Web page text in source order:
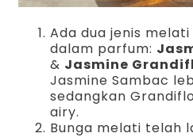
Ada dua jenis
dalam parfum:
& Jasmine
Jasmine Sambac
sedangkan
airy.
Bunga melati telah